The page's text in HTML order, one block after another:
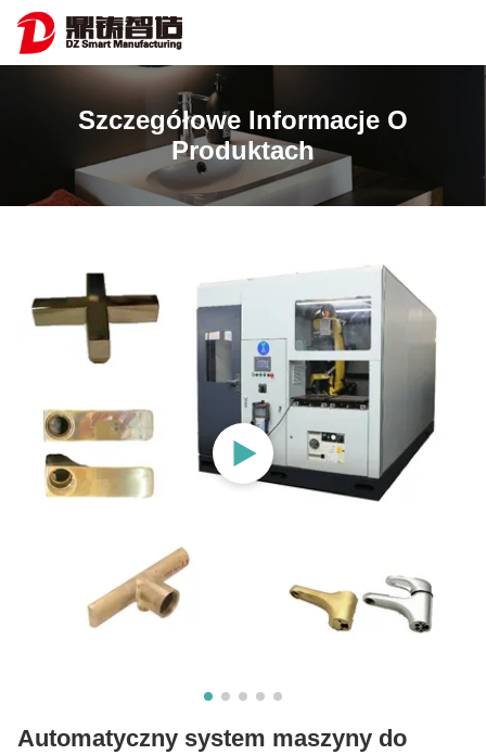
Szczegółowe Informacje O
Produktach
Automatyczny system maszyny do